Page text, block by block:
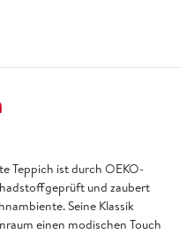
Teppich ist durch OEKO-
und zaubert
Seine Klassik
einen modischen Touch